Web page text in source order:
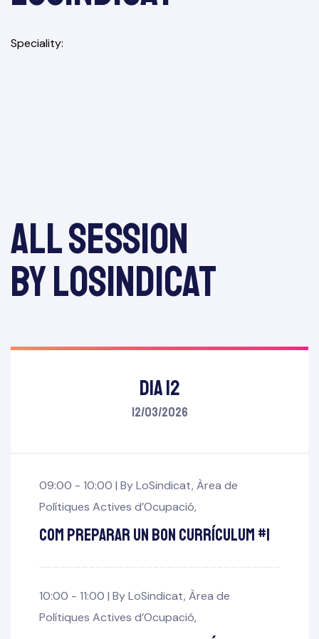
Speciality
All session
by LoSindicat
Dia 12
12/03/2026
09:00 - 10:00 | ByLoSindicat, Àrea de
Polítiques Actives d’Ocupació,
Com preparar un bon Currículum #1
10:00 - 11:00 | ByLoSindicat, Àrea de
Polítiques Actives d’Ocupació,